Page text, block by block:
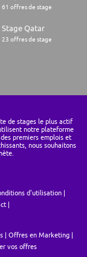
61 offres de stage
Stage Qatar
23 offres de stage
de stages le plus actif
notre plateforme
premiers emplois et
nous souhaitons
d'utilisation
Offres en Marketing
vos offres